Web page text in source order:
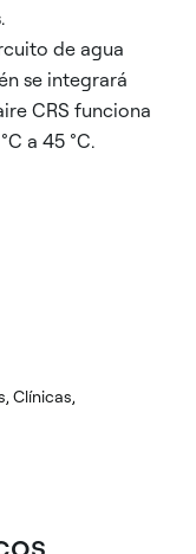
de agua
se integrará
CRS funciona
a 45 °C.
Clínicas,